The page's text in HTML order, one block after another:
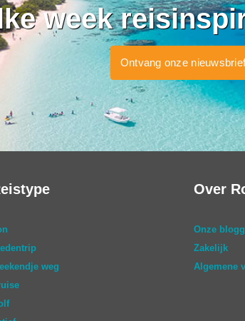
week
Ontvang onze
weg
Over
Onze
Zakelijk
Algemene